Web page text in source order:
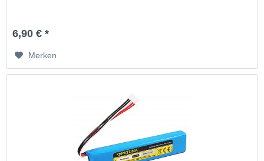
6,90 € *
Merken